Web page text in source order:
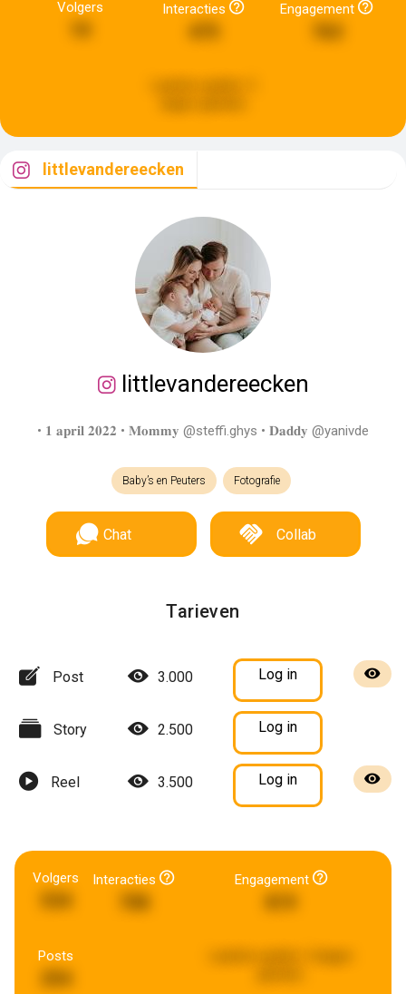
Volgers Interacties Engagement
littlevandereecken
littlevandereecken
• 𝟏 𝐚𝐩𝐫𝐢𝐥 𝟐𝟎𝟐𝟐 • 𝐌𝐨𝐦𝐦𝐲 @steffi.ghys • 𝐃𝐚𝐝𝐝𝐲 @yanivde
Baby’s en Peuters Fotografie
Chat Collab
Tarieven
Post 3.000 Log in
Story 2.500 Log in
Reel 3.500 Log in
Volgers Interacties
708
Engagement
Posts